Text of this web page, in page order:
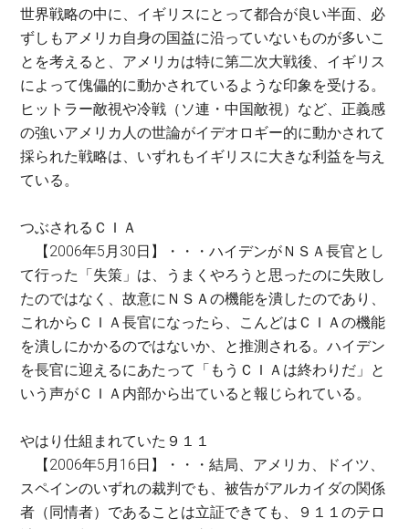
世界戦略の中に、イギリスにとって都合が良い半面、必
ずしもアメリカ自身の国益に沿っていないものが多いこ
とを考えると、アメリカは特に第二次大戦後、イギリス
によって傀儡的に動かされているような印象を受ける。
ヒットラー敵視や冷戦（ソ連・中国敵視）など、正義感
の強いアメリカ人の世論がイデオロギー的に動かされて
採られた戦略は、いずれもイギリスに大きな利益を与え
ている。
つぶされるＣＩＡ
【2006年5月30日】・・・ハイデンがＮＳＡ長官とし
て行った「失策」は、うまくやろうと思ったのに失敗し
たのではなく、故意にＮＳＡの機能を潰したのであり、
これからＣＩＡ長官になったら、こんどはＣＩＡの機能
を潰しにかかるのではないか、と推測される。ハイデン
を長官に迎えるにあたって「もうＣＩＡは終わりだ」と
いう声がＣＩＡ内部から出ていると報じられている。
やはり仕組まれていた９１１
【2006年5月16日】・・・結局、アメリカ、ドイツ、
スペインのいずれの裁判でも、被告がアルカイダの関係
者（同情者）であることは立証できても、９１１のテロ